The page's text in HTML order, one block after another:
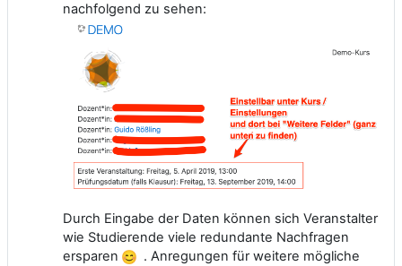
nachfolgend zu sehen:
Durch Eingabe der Daten können sich Veranstalter
wie Studierende viele redundante Nachfragen
ersparen
. Anregungen für weitere mögliche